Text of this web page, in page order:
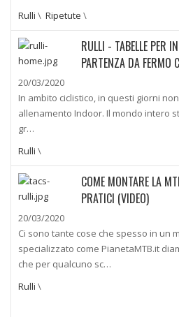
Rulli \ Ripetute \
RULLI - TABELLE PER
PARTENZA DA FERMO
20/03/2020
In ambito ciclistico, in questi giorni
allenamento Indoor. Il mondo intero
gr…
Rulli \
COME MONTARE LA
PRATICI (VIDEO)
20/03/2020
Ci sono tante cose che spesso in un
specializzato come PianetaMTB.it
che per qualcuno sc…
Rulli \